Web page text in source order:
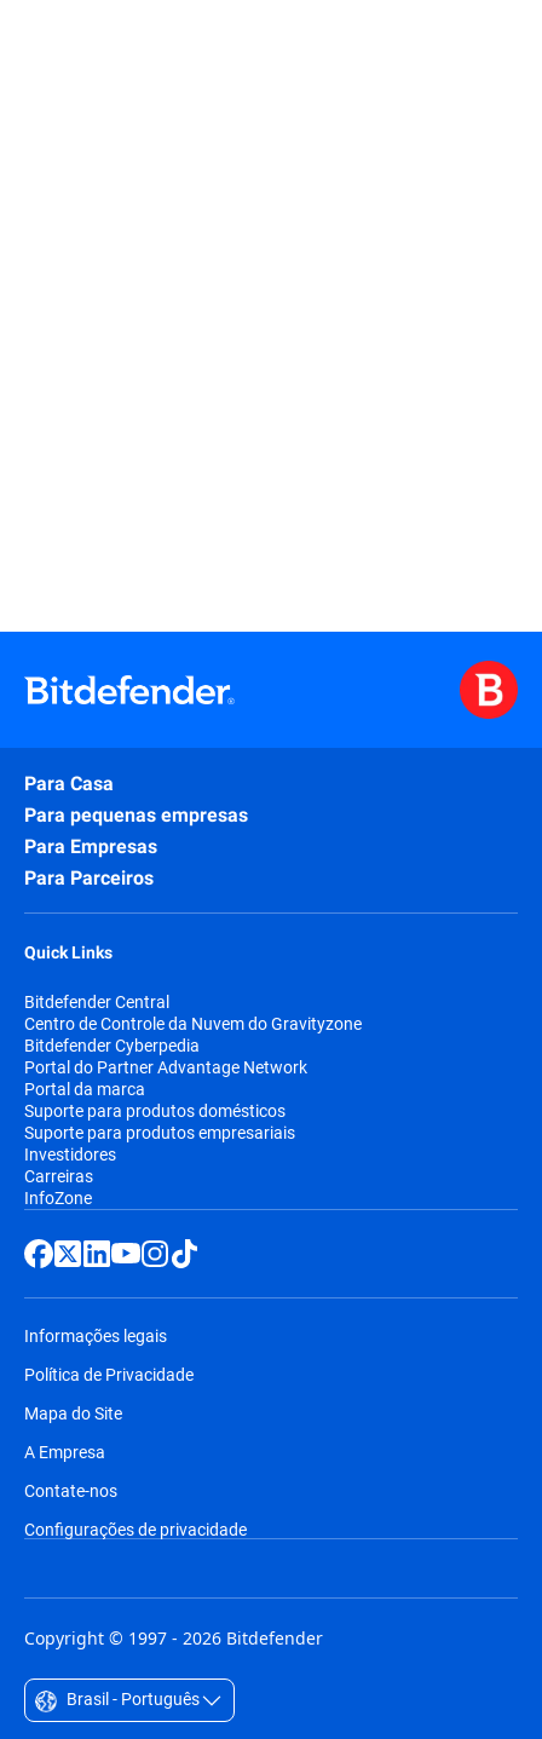
Para Casa
Para pequenas empresas
Para Empresas
Para Parceiros
Quick Links
Bitdefender Central
Centro de Controle da Nuvem do Gravityzone
Bitdefender Cyberpedia
Portal do Partner Advantage Network
Portal da marca
Suporte para produtos domésticos
Suporte para produtos empresariais
Investidores
Carreiras
InfoZone
Informações legais
Política de Privacidade
Mapa do Site
A Empresa
Contate-nos
Configurações de privacidade
Copyright © 1997 - 2026 Bitdefender
Brasil - Português